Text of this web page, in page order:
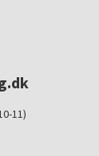
11)